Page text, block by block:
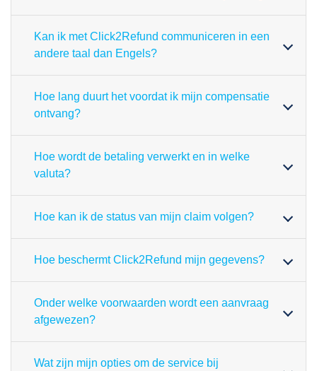
Kan ik met Click2Refund communiceren in een
andere taal dan Engels?
Hoe lang duurt het voordat ik mijn compensatie
ontvang?
Hoe wordt de betaling verwerkt en in welke
valuta?
Hoe kan ik de status van mijn claim volgen?
Hoe beschermt Click2Refund mijn gegevens?
Onder welke voorwaarden wordt een aanvraag
afgewezen?
Wat zijn mijn opties om de service bij